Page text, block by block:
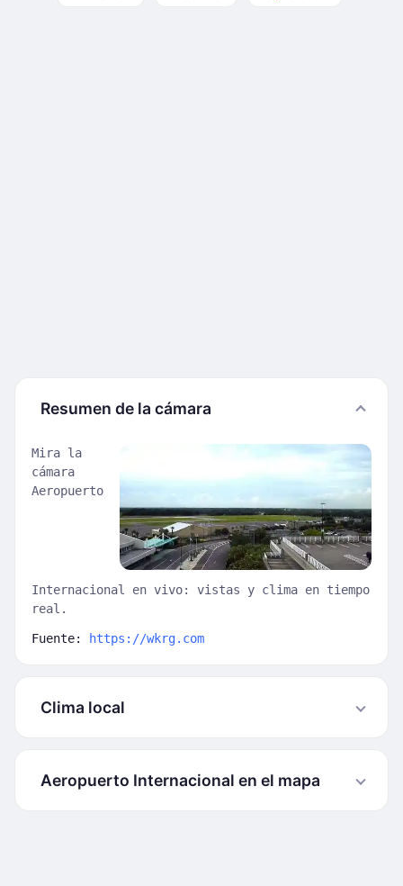
Resumen de la cámara
Mira la
cámara
Aeropuerto
Internacional en vivo: vistas y clima en tiempo
real.
Fuente: https://wkrg.com
Clima local
Aeropuerto Internacional en el mapa